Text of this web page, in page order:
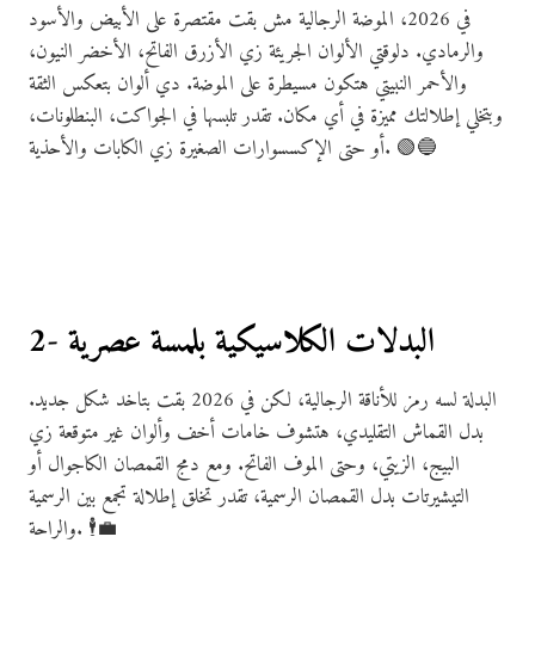
في 2026، الموضة الرجالية مش بقت مقتصرة على الأبيض والأسود
والرمادي. دلوقتي الألوان الجريئة زي الأزرق الفاتح، الأخضر النيون،
والأحمر النبيتي هتكون مسيطرة على الموضة. دي ألوان بتعكس الثقة
وبتخلي إطلالتك مميزة في أي مكان. تقدر تلبسها في الجواكت، البنطلونات،
أو حتى الإكسسوارات الصغيرة زي الكابات والأحذية. 🟢🔵
2- البدلات الكلاسيكية بلمسة عصرية
البدلة لسه رمز للأناقة الرجالية، لكن في 2026 بقت بتاخد شكل جديد.
بدل القماش التقليدي، هتشوف خامات أخف وألوان غير متوقعة زي
البيج، الزيتي، وحتى الموف الفاتح. ومع دمج القمصان الكاجوال أو
التيشيرتات بدل القمصان الرسمية، تقدر تخلق إطلالة تجمع بين الرسمية
والراحة. 🕴💼